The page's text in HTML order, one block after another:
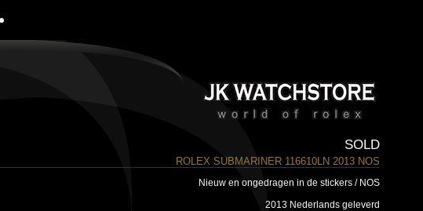
SOLD
ROLEX SUBMARINER 116610LN 2013 NOS
Nieuw en ongedragen in de stickers / NOS
2013 Nederlands geleverd